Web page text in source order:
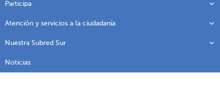
Participa
Atención y servicios a la ciudadanía
Nuestra Subred Sur
Noticias